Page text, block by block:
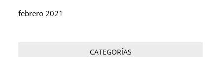
febrero 2021
CATEGORÍAS